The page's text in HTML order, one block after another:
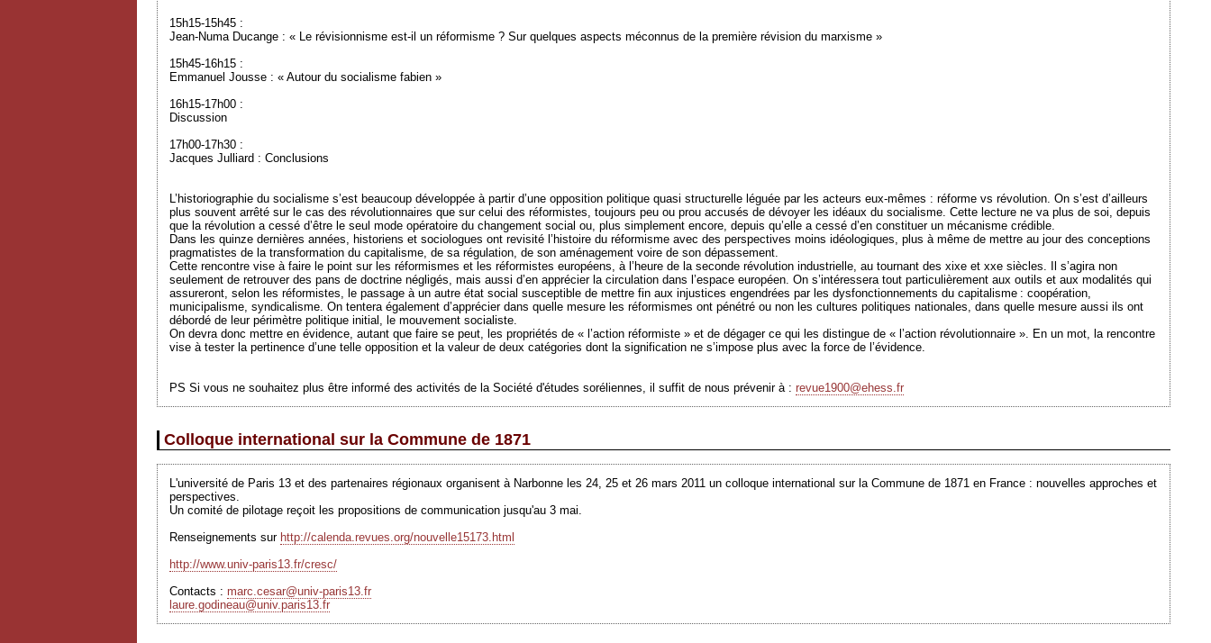
15h15-15h45 :
Jean-Numa Ducange : « Le révisionnisme est-il un ­réformisme ? Sur quelques aspects méconnus de la première révision du marxisme »
15h45-16h15 :
Emmanuel Jousse : « Autour du socialisme fabien »
16h15-17h00 :
Discussion
17h00-17h30 :
Jacques Julliard : Conclusions
L’historiographie du socialisme s’est beaucoup développée à partir d’une opposition politique quasi structurelle léguée par les acteurs eux-mêmes : réforme vs révolution. On s’est d’ailleurs
plus souvent arrêté sur le cas des révolutionnaires que sur celui des réformistes, toujours peu ou prou accusés de dévoyer les idéaux du socialisme. Cette lecture ne va plus de soi, depuis
que la révolution a cessé d’être le seul mode opératoire du changement social ou, plus simplement encore, depuis qu’elle a cessé d’en constituer un mécanisme crédible.
Dans les quinze dernières années, historiens et sociologues ont revisité l’histoire du réformisme avec des perspectives moins idéologiques, plus à même de mettre au jour des conceptions
pragmatistes de la transformation du capitalisme, de sa régulation, de son aménagement voire de son dépassement.
Cette rencontre vise à faire le point sur les réformismes et les réformistes européens, à l’heure de la seconde révolution industrielle, au tournant des xixe et xxe siècles. Il s’agira non
seulement de retrouver des pans de doctrine négligés, mais aussi d’en apprécier la circulation dans l’espace européen. On s’intéressera tout particulièrement aux outils et aux modalités qui
assureront, selon les réformistes, le passage à un autre état social susceptible de mettre fin aux injustices engendrées par les dysfonctionnements du capitalisme : coopération,
municipalisme, syndicalisme. On tentera également d’apprécier dans quelle mesure les réformismes ont pénétré ou non les cultures politiques nationales, dans quelle mesure aussi ils ont
débordé de leur périmètre politique initial, le mouvement socialiste.
On devra donc mettre en évidence, autant que faire se peut, les propriétés de « l’action réformiste » et de dégager ce qui les distingue de « l’action révolutionnaire ». En un mot, la rencontre
vise à tester la pertinence d’une telle opposition et la valeur de deux catégories dont la signification ne s’impose plus avec la force de l’évidence.
PS Si vous ne souhaitez plus être informé des activités de la Société d'études soréliennes, il suffit de nous prévenir à : revue1900@ehess.fr
Colloque international sur la Commune de 1871
L'université de Paris 13 et des partenaires régionaux organisent à Narbonne les 24, 25 et 26 mars 2011 un colloque international sur la Commune de 1871 en France : nouvelles approches et
perspectives.
Un comité de pilotage reçoit les propositions de communication jusqu'au 3 mai.
Renseignements sur http://calenda.revues.org/nouvelle15173.html
http://www.univ-paris13.fr/cresc/
Contacts : marc.cesar@univ-paris13.fr
laure.godineau@univ.paris13.fr